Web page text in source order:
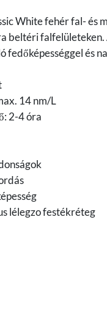
White fehér fal- és
beltéri
fedőképességgel és
14 nm/L
2-4 óra
lélegzo festékréteg